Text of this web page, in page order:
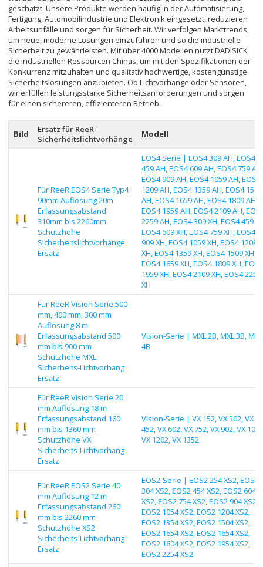
geschätzt. Unsere Produkte werden häufig in der Automatisierung,
Fertigung, Automobilindustrie und Elektronik eingesetzt, reduzieren
Arbeitsunfälle und sorgen für Sicherheit. Wir verfolgen Markttrends,
um neue, moderne Lösungen einzuführen und so die industrielle
Sicherheit zu gewährleisten. Mit über 4000 Modellen nutzt DADISICK
die industriellen Ressourcen Chinas, um mit den Spezifikationen der
Konkurrenz mitzuhalten und qualitativ hochwertige, kostengünstige
Sicherheitslösungen anzubieten. Ob Lichtvorhänge oder Sensoren,
wir erfüllen leistungsstarke Sicherheitsanforderungen und sorgen
für einen sichereren, effizienteren Betrieb.
Bild
Ersatz für ReeR-
Sicherheitslichtvorhänge
Modell
Für ReeR EOS4 Serie Typ4
90mm Auflösung 20m
Erfassungsabstand
310mm bis 2260mm
Schutzhöhe
Sicherheitslichtvorhänge
Ersatz
EOS4 Serie | EOS4 309 AH, EOS4
459 AH, EOS4 609 AH, EOS4 759 AH,
EOS4 909 AH, EOS4 1059 AH, EOS4
1209 AH, EOS4 1359 AH, EOS4 1509
AH, EOS4 1659 AH, EOS4 1809 AH,
EOS4 1959 AH, EOS4 2109 AH,
2259 AH, EOS4 309 XH, EOS4 459
EOS4 609 XH, EOS4 759 XH, EOS4
909 XH, EOS4 1059 XH, EOS4 1209
XH, EOS4 1359 XH, EOS4 1509 XH,
EOS4 1659 XH, EOS4 1809 XH, EOS4
1959 XH, EOS4 2109 XH, EOS4 2259
XH
Für ReeR Vision Serie 500
mm, 400 mm, 300 mm
Auflösung 8 m
Erfassungsabstand 500
mm bis 900 mm
Schutzhöhe MXL
Sicherheits-Lichtvorhang
Ersatz
Vision-Serie | MXL 2B, MXL 3B, MXL
4B
Für ReeR Vision Serie 20
mm Auflösung 18 m
Erfassungsabstand 160
mm bis 1360 mm
Schutzhöhe VX
Sicherheits-Lichtvorhang
Ersatz
Vision-Serie | VX 152, VX 302, VX
452, VX 602, VX 752, VX 902, VX
VX 1202, VX 1352
Für ReeR EOS2 Serie 40
mm Auflösung 12 m
Erfassungsabstand 260
mm bis 2260 mm
Schutzhöhe XS2
Sicherheits-Lichtvorhang
Ersatz
EOS2-Serie | EOS2 254 XS2, EOS2
304 XS2, EOS2 454 XS2, EOS2 604
XS2, EOS2 754 XS2, EOS2 904 XS2,
EOS2 1054 XS2, EOS2 1204 XS2,
EOS2 1354 XS2, EOS2 1504 XS2,
EOS2 1654 XS2, EOS2 1654 XS2,
EOS2 1804 XS2, EOS2 1954 XS2,
EOS2 2254 XS2